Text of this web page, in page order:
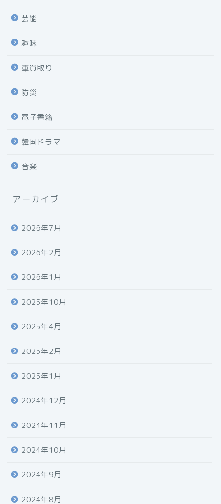
芸能
趣味
車買取り
防災
電子書籍
韓国ドラマ
音楽
アーカイブ
2026年7月
2026年2月
2026年1月
2025年10月
2025年4月
2025年2月
2025年1月
2024年12月
2024年11月
2024年10月
2024年9月
2024年8月